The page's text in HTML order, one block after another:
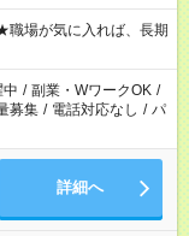
就業はご案内できませ
社会保険への加入対象
原則禁止）により、
場合があります
場が気に入れば、長期
/ 副業・WワークOK /
募集 / 電話対応なし / パ
詳細へ